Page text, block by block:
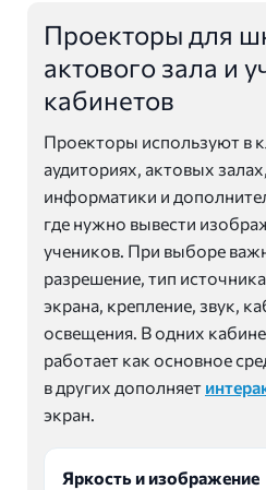
Проекторы для
актового зала и
кабинетов
Проекторы используют в
аудиториях, актовых
информатики и
где нужно вывести
учеников. При выборе
разрешение, тип
экрана, крепление, звук,
освещения. В одних
работает как основное
в других дополняет
экран.
Яркость и изображение